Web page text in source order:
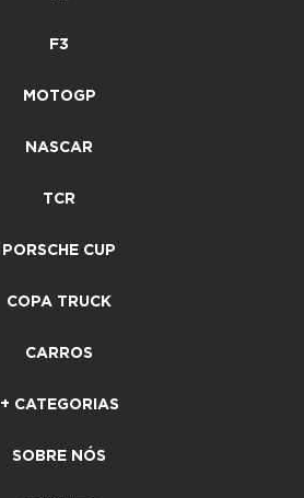
F3
MOTOGP
NASCAR
TCR
PORSCHE CUP
COPA TRUCK
CARROS
+ CATEGORIAS
SOBRE NÓS